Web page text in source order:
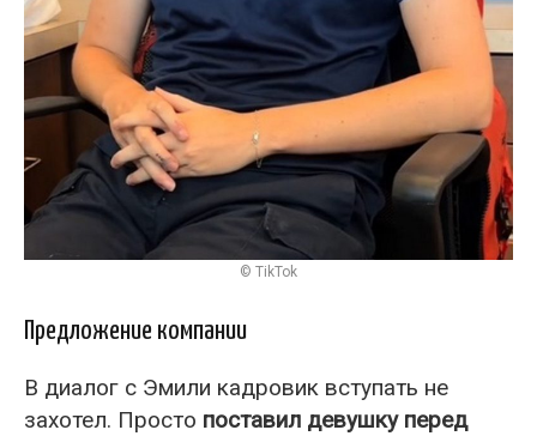
© TikTok
Предложение компании
В диалог с Эмили кадровик вступать не
захотел. Просто поставил девушку перед